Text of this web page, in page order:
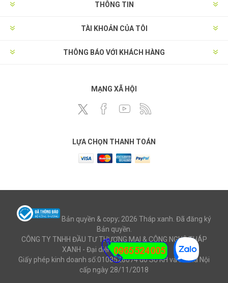
THÔNG TIN
TÀI KHOẢN CỦA TÔI
THÔNG BÁO VỚI KHÁCH HÀNG
MẠNG XÃ HỘI
LỰA CHỌN THANH TOÁN
Bản quyền & copy; 2026 Tháp xanh. Đã đăng ký
Bản quyền.
CÔNG TY TNHH ĐẦU TƯ THƯƠNG MẠI & CÔNG NGHỆ THÁP
XANH - Đại diện: Ông Mai Văn Cử
Giấy phép kinh doanh số:0108528074 do Sở KH và ĐT Hà Nội
cấp ngày 28/11/2018